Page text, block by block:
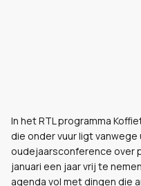
In het RTL programma
die onder vuur ligt vanwege
oudejaarsconference over
januari een jaar vrij te
agenda vol met dingen die